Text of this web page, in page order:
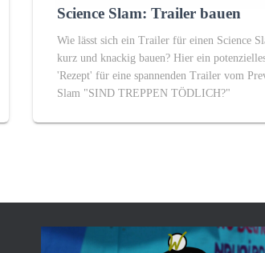
Science Slam: Trailer bauen
Wie lässt sich ein Trailer für einen Science
kurz und knackig bauen? Hier ein
'Rezept' für eine spannenden Trailer vom
Slam "SIND TREPPEN TÖDLICH?"